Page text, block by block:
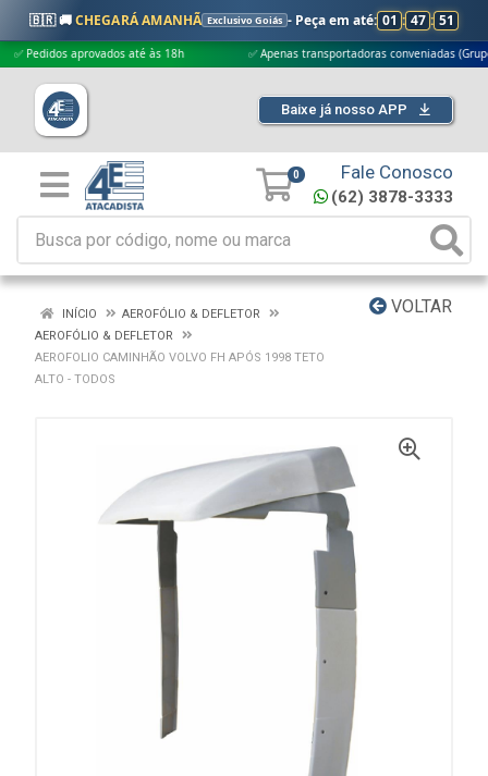
🇧🇷 🚚CHEGARÁ AMANHÃ Exclusivo Goiás - Peça em até: 01 : 47 : 50
aprovados até às 18h ✅ Apenas transportadoras conveniadas (Grupo G5)
Baixe já nosso APP
0 Fale Conosco
(62) 3878-3333
VOLTAR
INÍCIO
AEROFÓLIO & DEFLETOR
AEROFÓLIO & DEFLETOR
AEROFOLIO CAMINHÃO VOLVO FH APÓS 1998 TETO
ALTO - TODOS